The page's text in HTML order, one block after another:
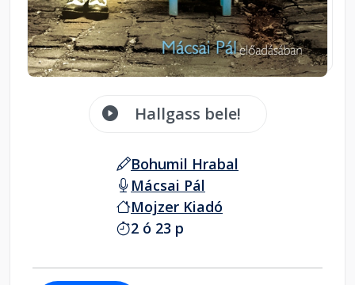
Hallgass bele!
Bohumil Hrabal
Mácsai Pál
Mojzer Kiadó
2 ó 23 p